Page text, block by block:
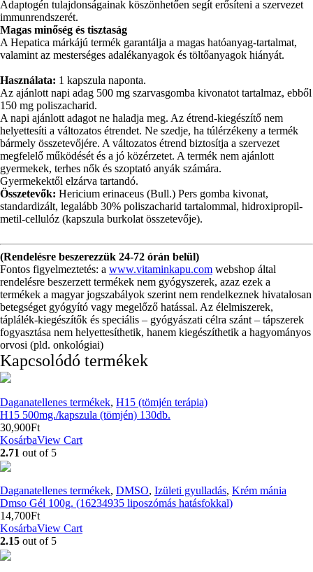
Adaptogén tulajdonságainak köszönhetően segít erősíteni a szervezet
immunrendszerét.
Magas minőség és tisztaság
A Hepatica márkájú termék garantálja a magas hatóanyag-tartalmat,
valamint az mesterséges adalékanyagok és töltőanyagok hiányát.
Használata: 1 kapszula naponta.
Az ajánlott napi adag 500 mg szarvasgomba kivonatot tartalmaz, ebből
150 mg poliszacharid.
A napi ajánlott adagot ne haladja meg. Az étrend-kiegészítő nem
helyettesíti a változatos étrendet. Ne szedje, ha túlérzékeny a termék
bármely összetevőjére. A változatos étrend biztosítja a szervezet
megfelelő működését és a jó közérzetet. A termék nem ajánlott
gyermekek, terhes nők és szoptató anyák számára.
Gyermekektől elzárva tartandó.
Összetevők: Hericium erinaceus (Bull.) Pers gomba kivonat,
standardizált, legalább 30% poliszacharid tartalommal, hidroxipropil-
metil-cellulóz (kapszula burkolat összetevője).
(Rendelésre beszerezzük 24-72 órán belül)
Fontos figyelmeztetés: a www.vitaminkapu.com webshop által
rendelésre beszerzett termékek nem gyógyszerek, azaz ezek a
termékek a magyar jogszabályok szerint nem rendelkeznek hivatalosan
betegséget gyógyító vagy megelőző hatással. Az élelmiszerek,
táplálék-kiegészítők és speciális – gyógyászati célra szánt – tápszerek
fogyasztása nem helyettesíthetik, hanem kiegészíthetik a hagyományos
orvosi (pld. onkológiai)
Kapcsolódó termékek
Daganatellenes termékek, H15 (tömjén terápia)
H15 500mg./kapszula (tömjén) 130db.
30,900Ft
KosárbaView Cart
2.71 out of 5
Daganatellenes termékek, DMSO, Izületi gyulladás, Krém mánia
Dmso Gél 100g. (16234935 liposzómás hatásfokkal)
14,700Ft
KosárbaView Cart
2.15 out of 5